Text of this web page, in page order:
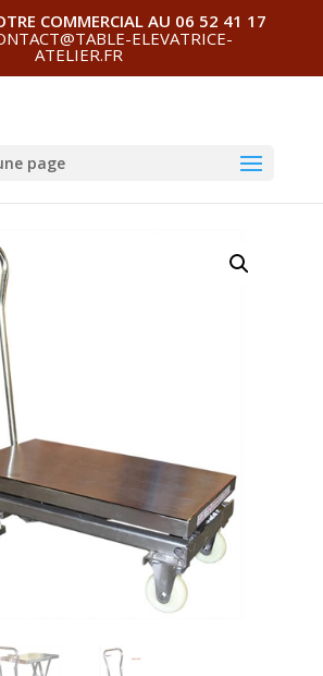
COMMERCIAL AU 06 52 41 17
ELEVATRICE-
ATELIER.FR
page